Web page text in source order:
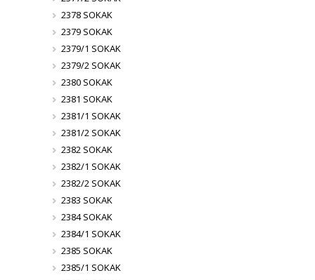
2378 SOKAK
2379 SOKAK
2379/1 SOKAK
2379/2 SOKAK
2380 SOKAK
2381 SOKAK
2381/1 SOKAK
2381/2 SOKAK
2382 SOKAK
2382/1 SOKAK
2382/2 SOKAK
2383 SOKAK
2384 SOKAK
2384/1 SOKAK
2385 SOKAK
2385/1 SOKAK